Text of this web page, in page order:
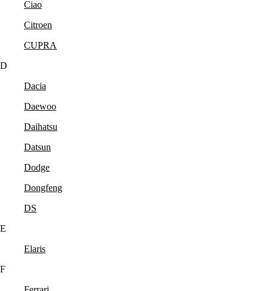
Ciao
Citroen
CUPRA
D
Dacia
Daewoo
Daihatsu
Datsun
Dodge
Dongfeng
DS
E
Elaris
F